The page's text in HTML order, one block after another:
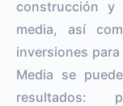
construcción y
media, así
inversiones
Media se
resultados: